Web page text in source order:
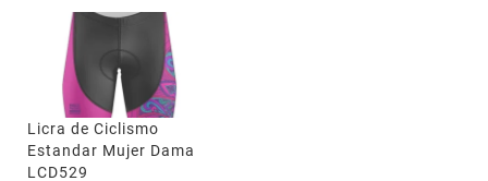
Licra de Ciclismo
Estandar Mujer Dama
LCD529